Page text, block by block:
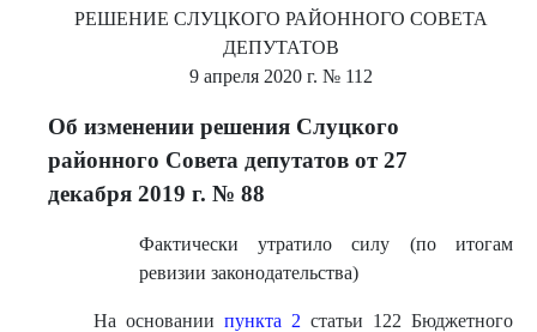
РЕШЕНИЕ СЛУЦКОГО РАЙОННОГО СОВЕТА
ДЕПУТАТОВ
9 апреля 2020 г. № 112
Об изменении решения Слуцкого
районного Совета депутатов от 27
декабря 2019 г. № 88
Фактически утратило силу (по итогам
ревизии законодательства)
На основании пункта 2 статьи 122 Бюджетного